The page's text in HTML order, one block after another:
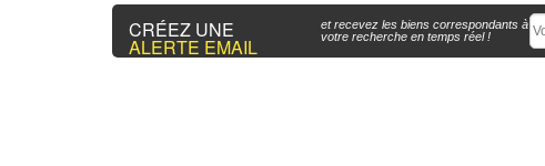
CRÉEZ UNE
ALERTE EMAIL
et recevez les biens correspondants à
votre recherche en temps réel !